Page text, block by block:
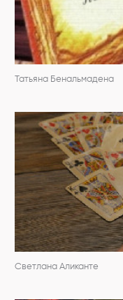
Татьяна Бенальмадена
Светлана Аликанте